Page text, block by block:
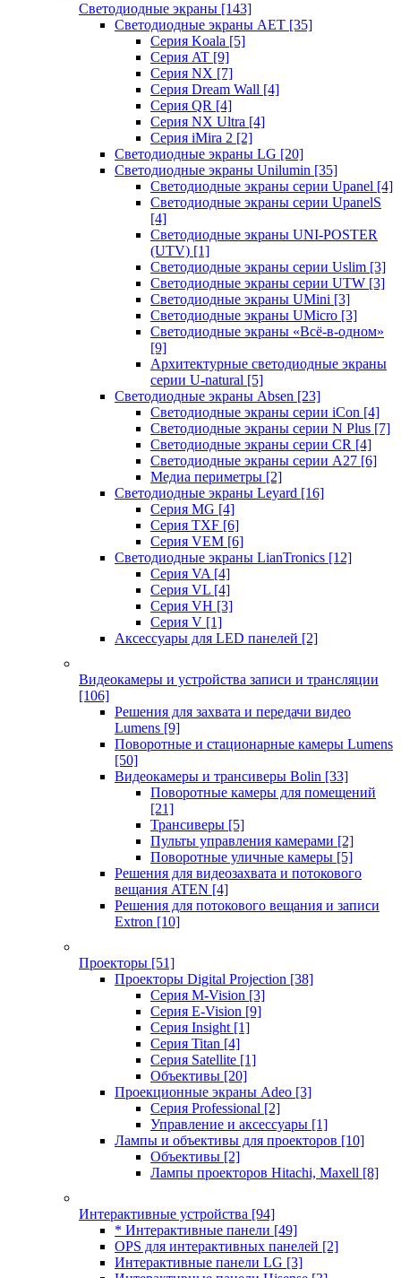
Светодиодные экраны [143]
Светодиодные экраны AET [35]
Cерия Koala [5]
Серия AT [9]
Серия NX [7]
Серия Dream Wall [4]
Серия QR [4]
Серия NX Ultra [4]
Серия iMira 2 [2]
Светодиодные экраны LG [20]
Светодиодные экраны Unilumin [35]
Светодиодные экраны серии Upanel [4]
Светодиодные экраны серии UpanelS
[4]
Светодиодные экраны UNI-POSTER
(UTV) [1]
Светодиодные экраны серии Uslim [3]
Светодиодные экраны серии UTW [3]
Светодиодные экраны UMini [3]
Светодиодные экраны UMicro [3]
Светодиодные экраны «Всё-в-одном»
[9]
Архитектурные светодиодные экраны
серии U-natural [5]
Светодиодные экраны Absen [23]
Светодиодные экраны серии iCon [4]
Светодиодные экраны серии N Plus [7]
Светодиодные экраны серии CR [4]
Светодиодные экраны серии А27 [6]
Медиа периметры [2]
Светодиодные экраны Leyard [16]
Серия MG [4]
Серия TXF [6]
Серия VEM [6]
Светодиодные экраны LianTronics [12]
Серия VA [4]
Серия VL [4]
Серия VH [3]
Серия V [1]
Аксессуары для LED панелей [2]
Видеокамеры и устройства записи и трансляции
[106]
Решения для захвата и передачи видео
Lumens [9]
Поворотные и стационарные камеры Lumens
[50]
Видеокамеры и трансиверы Bolin [33]
Поворотные камеры для помещений
[21]
Трансиверы [5]
Пульты управления камерами [2]
Поворотные уличные камеры [5]
Решения для видеозахвата и потокового
вещания ATEN [4]
Решения для потокового вещания и записи
Extron [10]
Проекторы [51]
Проекторы Digital Projection [38]
Серия M-Vision [3]
Серия E-Vision [9]
Серия Insight [1]
Серия Titan [4]
Серия Satellite [1]
Объективы [20]
Проекционные экраны Adeo [3]
Серия Professional [2]
Управление и аксессуары [1]
Лампы и объективы для проекторов [10]
Объективы [2]
Лампы проекторов Hitachi, Maxell [8]
Интерактивные устройства [94]
* Интерактивные панели [49]
OPS для интерактивных панелей [2]
Интерактивные панели LG [3]